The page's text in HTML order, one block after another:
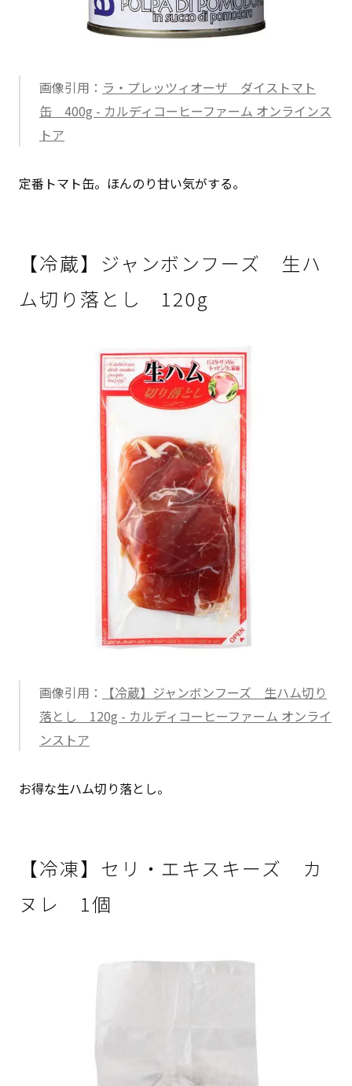
画像引用： ラ・プレッツィオーザ ダイストマト
缶 400g - カルディコーヒーファーム オンラインス
トア
定番トマト缶。ほんのり甘い気がする。
【冷蔵】ジャンボンフーズ 生ハ
ム切り落とし 120g
画像引用：
【冷蔵】ジャンボンフーズ 生ハム切り
落とし 120g - カルディコーヒーファーム オンライ
ンストア
お得な生ハム切り落とし。
【冷凍】セリ・エキスキーズ カ
ヌレ 1個